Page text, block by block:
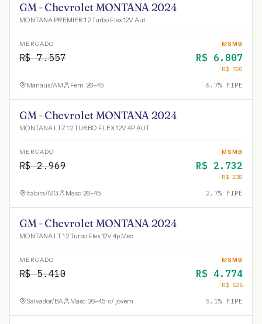
GM - Chevrolet MONTANA 2024
MONTANA PREMIER 1.2 Turbo Flex 12V Aut.
MERCADO
R$7.557
MSMB
R$ 6.807
−R$ 750
Manaus/AM Fem · 26-45 6.7% FIPE
GM - Chevrolet MONTANA 2024
MONTANA LTZ 1.2 TURBO FLEX 12V 4P AUT.
MERCADO
R$2.969
MSMB
R$ 2.732
−R$ 238
Itabira/MG Masc · 26-45 2.7% FIPE
GM - Chevrolet MONTANA 2024
MONTANA LT 1.2 Turbo Flex 12V 4p Mec.
MERCADO
R$5.410
MSMB
R$ 4.774
−R$ 636
Salvador/BA Masc · 26-45 · c/ jovem 5.1% FIPE